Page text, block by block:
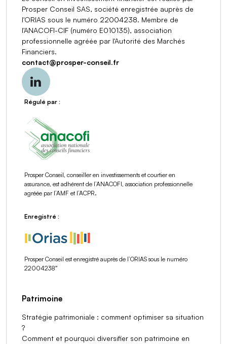
Prosper Conseil SAS, société enregistrée auprès de
l'ORIAS sous le numéro 22004238. Membre de
l'ANACOFI-CIF (numéro E010135), association
professionnelle agréée par l'Autorité des Marchés
Financiers.
contact@prosper-conseil.fr
Régulé par :
Prosper Conseil, conseiller en investissements et courtier en
assurance, est adhérent de l’ANACOFI, association professionnelle
agréée par l’AMF et l’ACPR.
Enregistré :
Prosper Conseil est enregistré auprès de l’ORIAS sous le numéro
22004238″
Patrimoine
Stratégie patrimoniale : comment optimiser sa situation
?
Comment et pourquoi diversifier son patrimoine en